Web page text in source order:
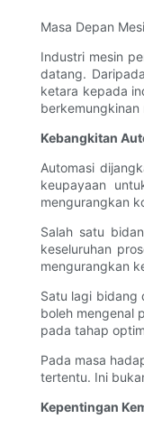
Masa Depan
Industri mesin
datang.
ketara kepada
Kebangkitan
Automasi
keupayaan
mengurangkan
Salah satu
keseluruhan
mengurangkan
Satu lagi bidang
boleh mengenal
pada tahap
Pada masa
tertentu. Ini
Kepentingan